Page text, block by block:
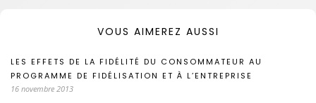
VOUS AIMEREZ AUSSI
LES EFFETS DE LA FIDÉLITÉ DU CONSOMMATEUR AU
PROGRAMME DE FIDÉLISATION ET À L’ENTREPRISE
16 novembre 2013